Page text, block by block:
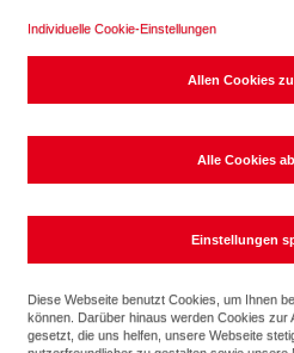
Sicherheitstechnik
Nur wer sicher ist, kann
Individuelle Cookie-Einstellungen
Diese Webseite benutzt Cookies, um Ihnen
können. Darüber hinaus werden Cookies zur
gesetzt, die uns helfen, unsere Webseite